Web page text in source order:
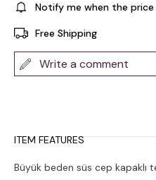
Notify me when the
Free Shipping
Write a comment
ITEM FEATURES
Büyük beden süs cep kapaklı